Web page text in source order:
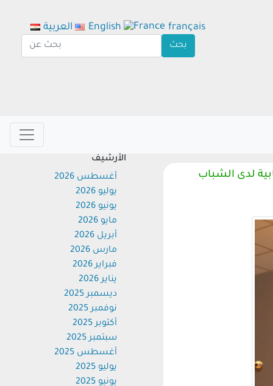
لدى الشباب
الأرشيف
أغسطس 2026
يوليو 2026
يونيو 2026
مايو 2026
أبريل 2026
مارس 2026
فبراير 2026
يناير 2026
ديسمبر 2025
نوفمبر 2025
أكتوبر 2025
سبتمبر 2025
أغسطس 2025
يوليو 2025
يونيو 2025
العربية English français